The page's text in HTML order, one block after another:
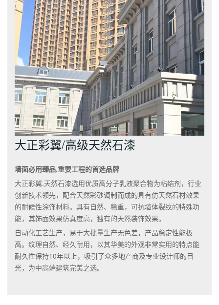
大正彩翼/高级天然石漆
墙面必用臻品.重要工程的首选品牌
大正彩翼.天然石漆选用优质高分子乳液聚合物为粘结剂，行业
创新技术领先，配合天然彩砂调制而成的具有仿天然石材效果
的耐候性涂饰材料。具有自然、稳重，可抗墙体裂纹的特殊功
能，其饰面效果仿真度高，独有的天然装饰效果。
自动化工艺生产，易于大批量生产无色差，产品稳定性能极
高。纹理自然、经久耐用，以其华美的外观非常实用的特点能
耐久性保持10年以上，吸引了众多地产商及专业设计师的目
光，为中高端建筑完美之选。